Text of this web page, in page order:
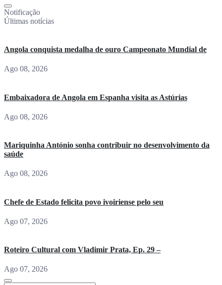
Notificação
Últimas notícias
Angola conquista medalha de ouro Campeonato Mundial de
Ago 08, 2026
Embaixadora de Angola em Espanha visita as Astúrias
Ago 08, 2026
Mariquinha António sonha contribuir no desenvolvimento da
saúde
Ago 08, 2026
Chefe de Estado felicita povo ivoiriense pelo seu
Ago 07, 2026
Roteiro Cultural com Vladimir Prata, Ep. 29 –
Ago 07, 2026